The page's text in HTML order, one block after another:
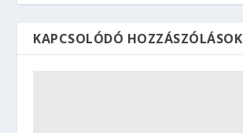
KAPCSOLÓDÓ HOZZÁSZÓLÁSOK